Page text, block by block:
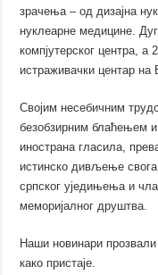
зрачења – од дизајна
нуклеарне медицине.
компјутерског центра, а
истраживачки центар на
Својим несебичним
безобзирним блаћењем
инострана гласила,
истинско дивљење
српског уједињења и
меморијалног друштва.
Наши новинари прозвали
како пристаје.